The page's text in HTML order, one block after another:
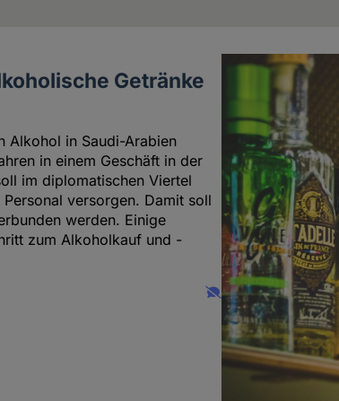
Getränke
Alkohol in Saudi-Arabien
in einem Geschäft in der
im diplomatischen Viertel
versorgen. Damit soll
werden. Einige
zum Alkoholkauf und -